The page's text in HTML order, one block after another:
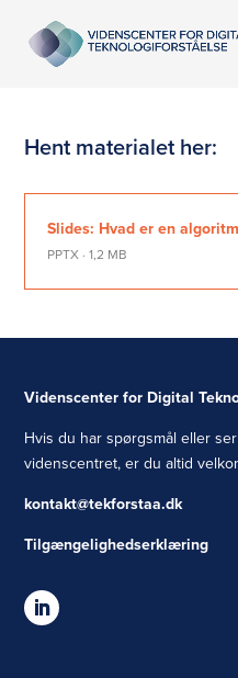
Hent materialet her:
Slides: Hvad er en
PPTX · 1,2 MB
Videnscenter for Digital
Hvis du har spørgsmål eller
videnscentret, er du altid
kontakt@tekforstaa.dk
Tilgængelighedserklæring